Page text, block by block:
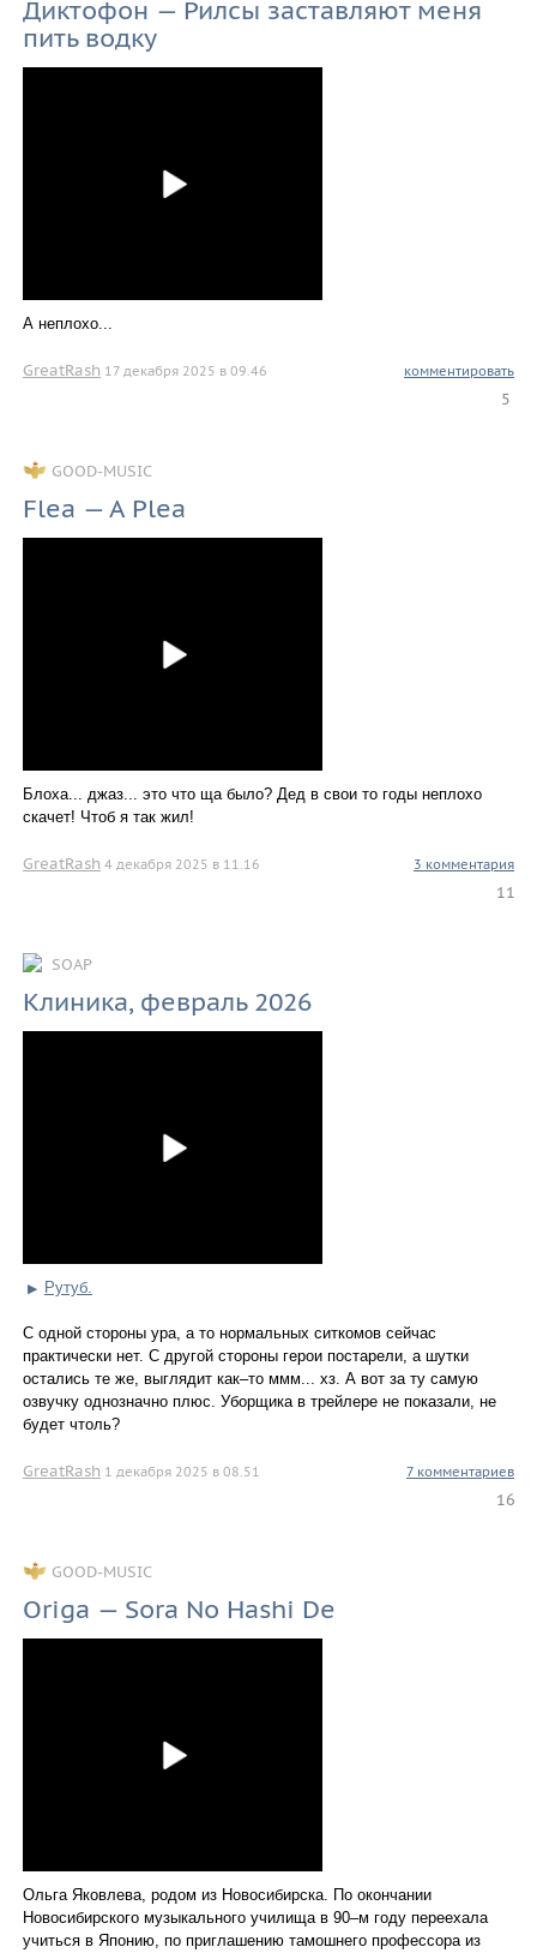
Диктофон — Рилсы заставляют меня
пить водку
А неплохо...
GreatRash 17 декабря 2025 в 09.46 комментировать
5
GOOD-MUSIC
Flea — A Plea
Блоха... джаз... это что ща было? Дед в свои то годы неплохо
скачет! Чтоб я так жил!
GreatRash 4 декабря 2025 в 11.16 3 комментария
11
SOAP
Клиника, февраль 2026
▶ Рутуб.
С одной стороны ура, а то нормальных ситкомов сейчас
практически нет. С другой стороны герои постарели, а шутки
остались те же, выглядит как–то ммм... хз. А вот за ту самую
озвучку однозначно плюс. Уборщика в трейлере не показали, не
будет чтоль?
GreatRash 1 декабря 2025 в 08.51 7 комментариев
16
GOOD-MUSIC
Origa — Sora No Hashi De
Ольга Яковлева, родом из Новосибирска. По окончании
Новосибирского музыкального училища в 90–м году переехала
учиться в Японию, по приглашению тамошнего профессора из